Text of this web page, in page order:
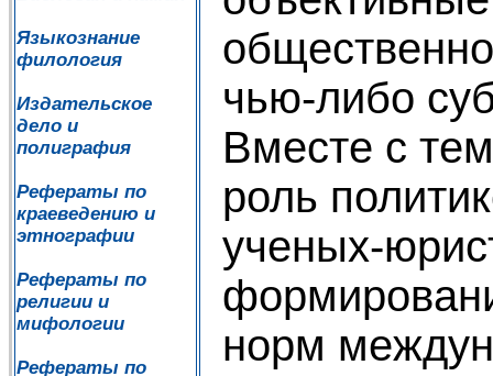
Языкознание
филология
Издательское
дело и
полиграфия
Рефераты по
краеведению и
этнографии
Рефераты по
религии и
мифологии
Рефераты по
чью-либо
Вместе с
роль
ученых-
норм